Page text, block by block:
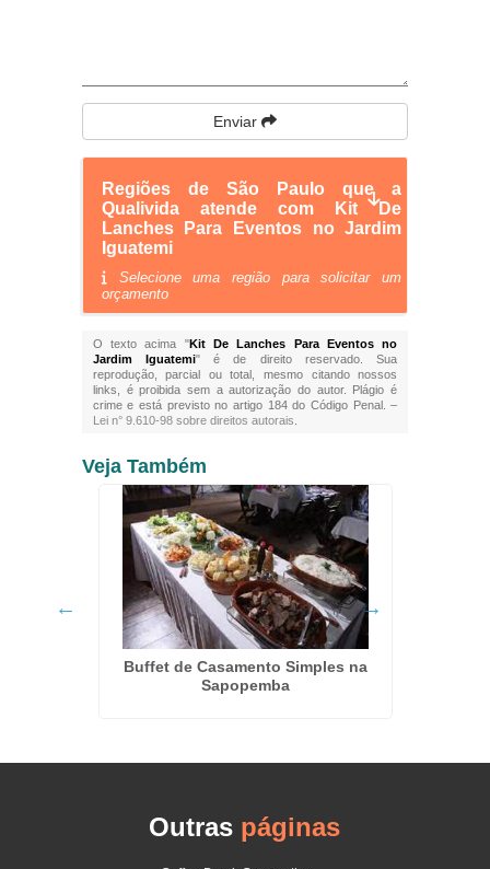
Enviar
Regiões de São Paulo que a
Qualivida atende com Kit De
Lanches Para Eventos no Jardim
Iguatemi
Selecione uma região para solicitar um
orçamento
O texto acima "Kit De Lanches Para Eventos no
Jardim Iguatemi" é de direito reservado. Sua
reprodução, parcial ou total, mesmo citando nossos
links, é proibida sem a autorização do autor. Plágio é
crime e está previsto no artigo 184 do Código Penal. –
Lei n° 9.610-98 sobre direitos autorais
Veja Também
Buffet de Casamento Simples na
Sapopemba
Outras páginas